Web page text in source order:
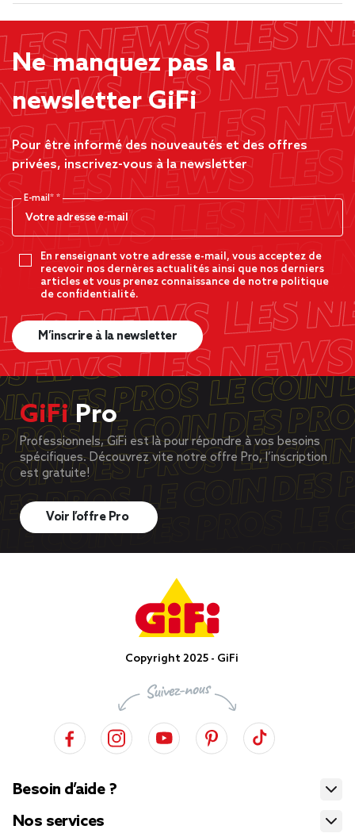
Ne manquez pas la
newsletter GiFi
Pour être informé des nouveautés et des offres
privées, inscrivez-vous à la newsletter
E-mail*
En renseignant votre adresse e-mail, vous acceptez de
recevoir nos dernères actualités ainsi que nos derniers
articles et vous prenez connaissance de notre politique
de confidentialité.
M’inscrire à la newsletter
GiFiPro
Professionnels, GiFi est là pour répondre à vos besoins
spécifiques. Découvrez vite notre offre Pro, l’inscription
est gratuite!
Voir l’offre Pro
Copyright 2025 - GiFi
Besoin d’aide ?
Nos services